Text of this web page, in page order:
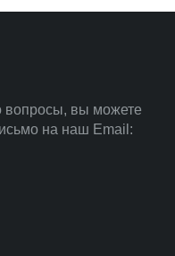
вопросы, вы можете
на наш Email: